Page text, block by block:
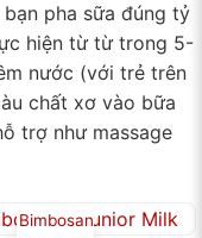
pha sữa đúng tỷ
hiện từ từ trong 5-
nước (với trẻ trên
chất xơ vào bữa
trợ như massage
Bimbosan